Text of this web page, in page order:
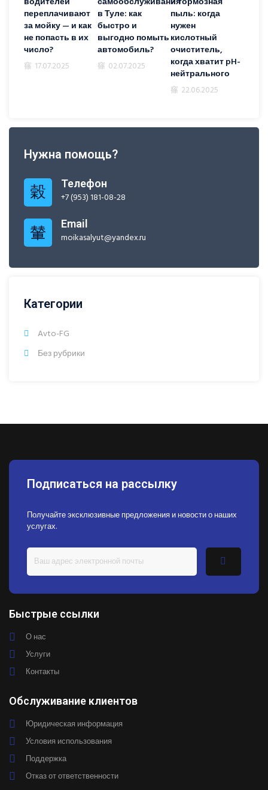
переплачивают
за мойку — и как
не попасть в их
число?
17.07.2025
в Туле: как
быстро и
выгодно помыть
автомобиль?
02.07.2025
пыль: когда
нужен
кислотный
очиститель,
когда хватит pH-
нейтрального
22.06.2025
Нужна помощь?
Телефон
+7 (953) 181-08-28
Email
moikasalyut@yandex.ru
Категории
Avto-FG
Без рубрики
Подписаться на рассылку
Получайте эксклюзивные предложения и новости о наших
услугах.
Быстрые ссылки
О нас
Услуги
Контакты
Обслуживание клиентов
Юридическая информация
Условия использования
Поддержка
Отказ от ответственности